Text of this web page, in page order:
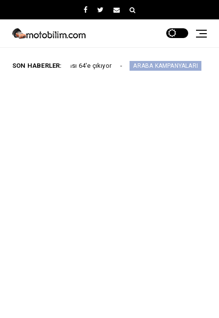
SON HABERLER:
sayısı 64'e çıkıyor ARABA KAMPANYALARI Maxus Modellerinde